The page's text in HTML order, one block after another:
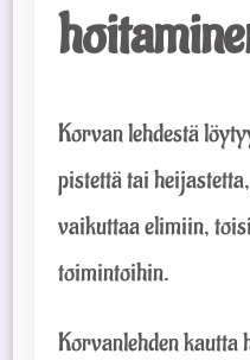
Korvan lehdestä
pistettä tai
vaikuttaa elimiin,
toimintoihin.
Korvanlehden kautta